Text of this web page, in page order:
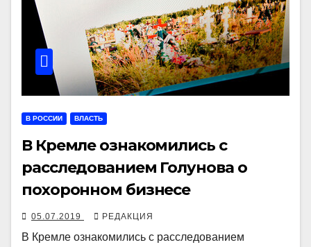
В РОССИИ ВЛАСТЬ
В Кремле ознакомились с
расследованием Голунова о
похоронном бизнесе
05.07.2019 РЕДАКЦИЯ
В Кремле ознакомились с расследованием